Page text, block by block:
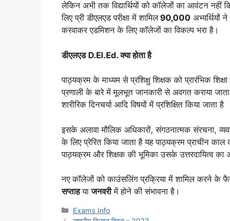
लेकिन अभी तक विद्यार्थियों को कॉलेजों का आवंटन नहीं
लिए प्री डीएलएड परीक्षा में शामिल90,000 अभ्यर्थियों ने
करवाकर एडमिशन के लिए कॉलेजों का विकल्प भरा है।
डीएलएड D.El.Ed. क्या होता है
पाठ्यक्रम के माध्यम से प्रशिक्षु शिक्षक को प्रारंभिक
प्रणाली के बारे में मूलभूत जानकारी से अवगत कराया जाता
शारीरिक दिनचर्या आदि विषयों में प्रशिक्षित किया जाता है
इसके अलावा मौलिक अधिकारों, संगठनात्मक संरचना,
के लिए प्रेरित किया जाता है यह पाठ्यक्रम प्राचीन काल
पाठ्यक्रम और शिक्षक की भूमिका उसके उत्तरदायित्व का
नए कॉलेजों को काउंसलिंग प्रक्रिया में शामिल करने के
सप्ताहयाजनवरीमें होने की संभावना है।
Categories
Exams Info